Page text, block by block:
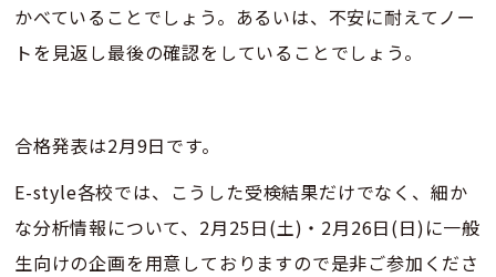
かべていることでしょう。あるいは、不安に耐えてノー
トを見返し最後の確認をしていることでしょう。
合格発表は2月9日です。
E-style各校では、こうした受検結果だけでなく、細か
な分析情報について、2月25日(土)・2月26日(日)に一般
生向けの企画を用意しておりますので是非ご参加くださ